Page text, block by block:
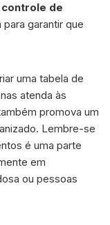
de
garantir que
uma tabela de
atenda às
promova um
Lembre-se
é uma parte
em
ou pessoas